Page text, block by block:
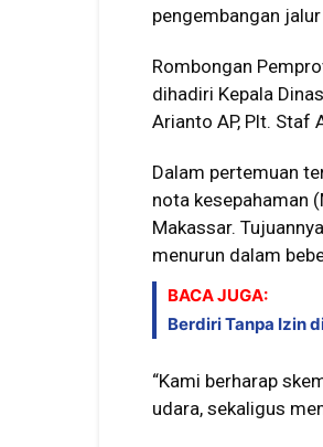
pengembangan
Rombongan
dihadiri Kepala
Arianto AP, Plt. Staf
Dalam pertemuan
nota kesepahaman
Makassar.
menurun dalam
BACA JUGA:
Berdiri Tanpa Izin
“Kami berharap
udara, sekaligus